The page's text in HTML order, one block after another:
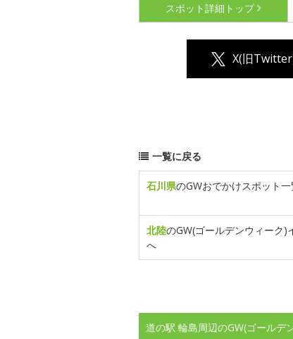
スポット詳細 トップ
X(旧
一覧に戻る
石川県のGWおでかけスポット
北陸のGW(ゴールデンウィーク)
へ
道の駅 輪島周辺のGW(ゴールデ